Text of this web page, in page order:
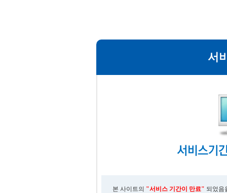
서
본 사이트의 "서비스 기간이 만료" 되었음